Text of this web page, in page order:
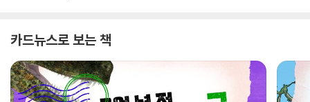
카드뉴스로 보는 책